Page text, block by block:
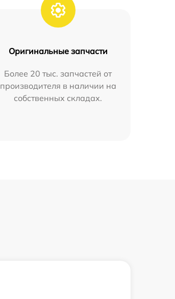
Оригинальные запчасти
Более 20 тыс. запчастей от
производителя в наличии на
собственных складах.